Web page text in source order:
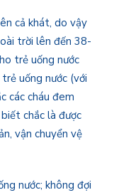
cả khát, do vậy
trời lên đến 38-
trẻ uống nước
uống nước (với
các cháu đem
chắc là được
vận chuyển vệ
nước; không đợi